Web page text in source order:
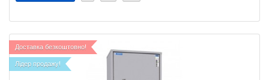
Доставка безкоштовно!
Лідер продажу!